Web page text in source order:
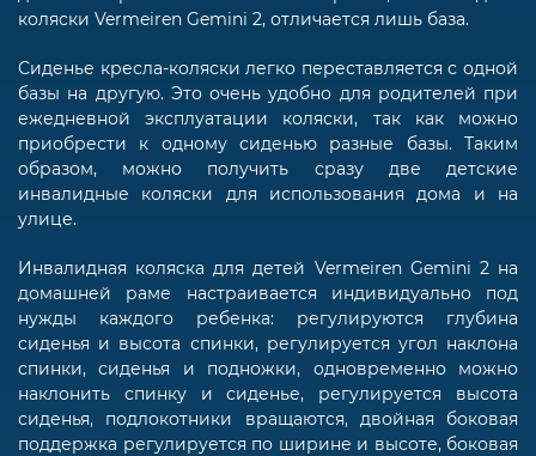
коляски Vermeiren Gemini 2, отличается лишь база.
Сиденье кресла-коляски легко переставляется с одной
базы на другую. Это очень удобно для родителей при
ежедневной эксплуатации коляски, так как можно
приобрести к одному сиденью разные базы. Таким
образом, можно получить сразу две детские
инвалидные коляски для использования дома и на
улице.
Инвалидная коляска для детей Vermeiren Gemini 2 на
домашней раме настраивается индивидуально под
нужды каждого ребенка: регулируются глубина
сиденья и высота спинки, регулируется угол наклона
спинки, сиденья и подножки, одновременно можно
наклонить спинку и сиденье, регулируется высота
сиденья, подлокотники вращаются, двойная боковая
поддержка регулируется по ширине и высоте, боковая